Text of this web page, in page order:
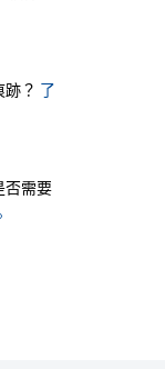
？ 了
否需要